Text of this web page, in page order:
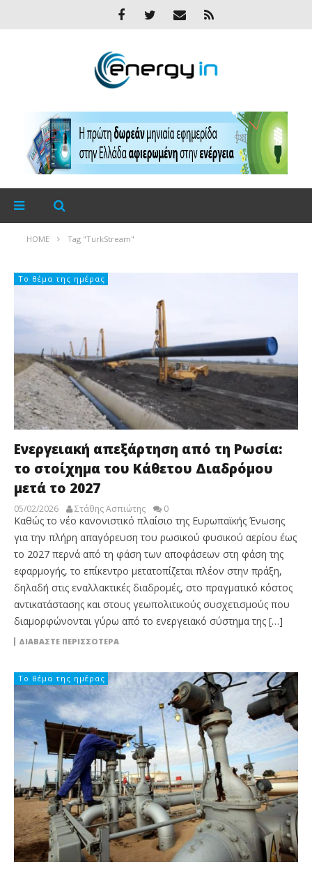
HOME Tag "TurkStream"
Το θέμα της ημέρας
Ενεργειακή απεξάρτηση από τη Ρωσία:
το στοίχημα του Κάθετου Διαδρόμου
μετά το 2027
05/02/2026 Στάθης Ασπιώτης 0
Καθώς το νέο κανονιστικό πλαίσιο της Ευρωπαϊκής Ένωσης
για την πλήρη απαγόρευση του ρωσικού φυσικού αερίου έως
το 2027 περνά από τη φάση των αποφάσεων στη φάση της
εφαρμογής, το επίκεντρο μετατοπίζεται πλέον στην πράξη,
δηλαδή στις εναλλακτικές διαδρομές, στο πραγματικό κόστος
αντικατάστασης και στους γεωπολιτικούς συσχετισμούς που
διαμορφώνονται γύρω από το ενεργειακό σύστημα της […]
ΔΙΑΒΆΣΤΕ ΠΕΡΙΣΣΌΤΕΡΑ
Το θέμα της ημέρας